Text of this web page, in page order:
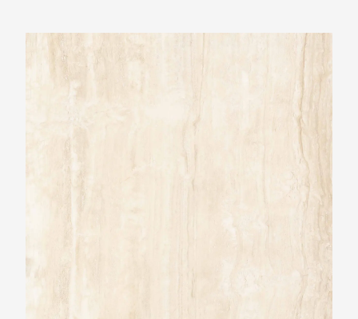
Ariostea Ultra Marmi Travertino Navona